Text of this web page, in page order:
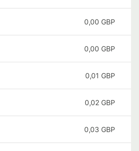
0,00 GBP
0,00 GBP
0,01 GBP
0,02 GBP
0,03 GBP